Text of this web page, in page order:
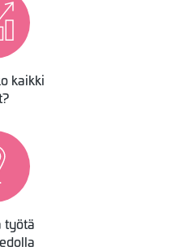
kaikki
työtä